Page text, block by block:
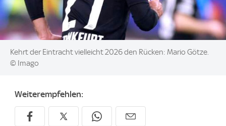
Image:
Kehrt der Eintracht vielleicht 2026 den Rücken: Mario Götze.
© Imago
Weiterempfehlen: